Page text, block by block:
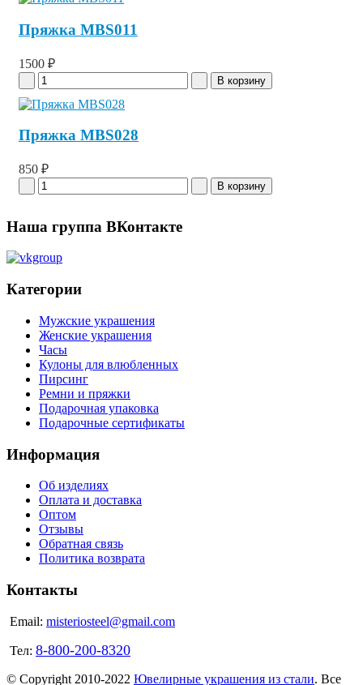
Пряжка MBS011
1500 ₽
Пряжка MBS028
850 ₽
Наша группа ВКонтакте
Категории
Мужские украшения
Женские украшения
Часы
Кулоны для влюбленных
Пирсинг
Ремни и пряжки
Подарочная упаковка
Подарочные сертификаты
Информация
Об изделиях
Оплата и доставка
Оптом
Отзывы
Обратная связь
Политика возврата
Контакты
Email: misteriosteel@gmail.com
Тел: 8-800-200-8320
© Copyright 2010-2022 Ювелирные украшения из стали. Все